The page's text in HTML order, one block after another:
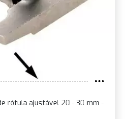
rótula ajustável 20 - 30 mm -